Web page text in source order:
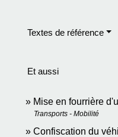
Textes de référence
Et aussi
Mise en fourrière
Transports - Mobilité
Confiscation du